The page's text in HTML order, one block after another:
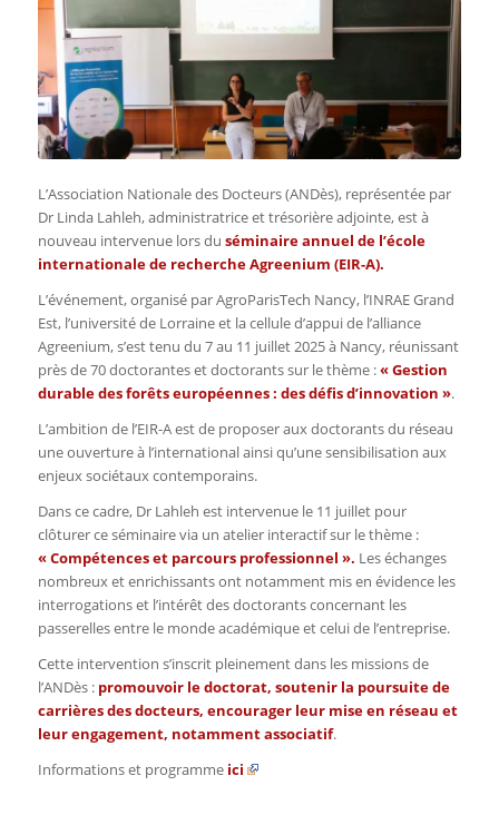
L’Association Nationale des Docteurs (ANDès), représentée par
Dr Linda Lahleh, administratrice et trésorière adjointe, est à
nouveau intervenue lors du séminaire annuel de l’école
internationale de recherche Agreenium (EIR-A).
L’événement, organisé par AgroParisTech Nancy, l’INRAE Grand
Est, l’université de Lorraine et la cellule d’appui de l’alliance
Agreenium, s’est tenu du 7 au 11 juillet 2025 à Nancy, réunissant
près de 70 doctorantes et doctorants sur le thème :« Gestion
durable des forêts européennes : des défis d’innovation ».
L’ambition de l’EIR-A est de proposer aux doctorants du réseau
une ouverture à l’international ainsi qu’une sensibilisation aux
enjeux sociétaux contemporains.
Dans ce cadre, Dr Lahleh est intervenue le 11 juillet pour
clôturer ce séminaire via un atelier interactif sur le thème :
« Compétences et parcours professionnel ». Les échanges
nombreux et enrichissants ont notamment mis en évidence les
interrogations et l’intérêt des doctorants concernant les
passerelles entre le monde académique et celui de l’entreprise.
Cette intervention s’inscrit pleinement dans les missions de
l’ANDès : promouvoir le doctorat, soutenir la poursuite de
carrières des docteurs, encourager leur mise en réseau et
leur engagement, notamment associatif.
Informations et programme ici